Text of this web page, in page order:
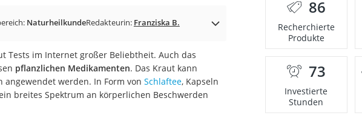
Katzenklappe (Chip)
Masturbator
Massagepistole
Epilierer
NaturheilkundeRedakteurin: Franziska B.
Tests im Internet großer Beliebtheit. Auch das
pflanzlichen Medikamenten. Das Kraut kann
werden. In Form von Schlaftee, Kapseln
breites Spektrum an körperlichen Beschwerden
86
Recherchierte
Produkte
73
Investierte
Stunden